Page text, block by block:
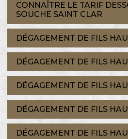
CONNAÎTRE LE TARIF
SOUCHE SAINT CLAR
DÉGAGEMENT DE FILS
DÉGAGEMENT DE FILS
DÉGAGEMENT DE FILS
DÉGAGEMENT DE FILS
DÉGAGEMENT DE FILS